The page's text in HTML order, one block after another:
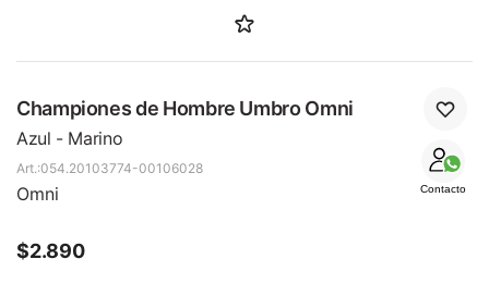
Championes de Hombre Umbro Omni
Azul - Marino
Contacto
054.20103774-00106028
Omni
$2.890